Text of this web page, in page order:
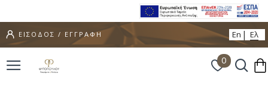
ΕΙΣΟΔΟΣ / ΕΓΓΡΑΦΗ En Ελ
0